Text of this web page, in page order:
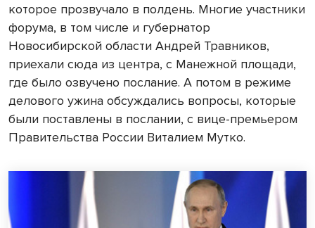
которое прозвучало в полдень. Многие участники
форума, в том числе и губернатор
Новосибирской области Андрей Травников,
приехали сюда из центра, с Манежной площади,
где было озвучено послание. А потом в режиме
делового ужина обсуждались вопросы, которые
были поставлены в послании, с вице-премьером
Правительства России Виталием Мутко.